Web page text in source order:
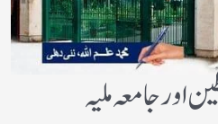
اور جامعہ ملیہ